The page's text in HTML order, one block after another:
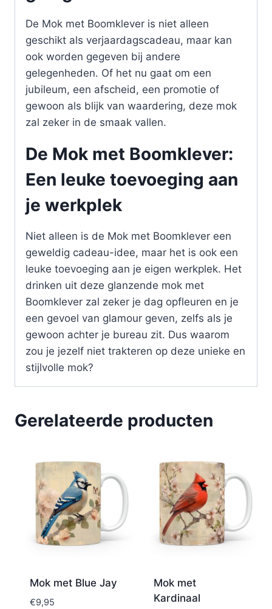
De Mok met Boomklever is niet alleen
geschikt als verjaardagscadeau, maar kan
ook worden gegeven bij andere
gelegenheden. Of het nu gaat om een
jubileum, een afscheid, een promotie of
gewoon als blijk van waardering, deze mok
zal zeker in de smaak vallen.
De Mok met Boomklever:
Een leuke toevoeging aan
je werkplek
Niet alleen is de Mok met Boomklever een
geweldig cadeau-idee, maar het is ook een
leuke toevoeging aan je eigen werkplek. Het
drinken uit deze glanzende mok met
Boomklever zal zeker je dag opfleuren en je
een gevoel van glamour geven, zelfs als je
gewoon achter je bureau zit. Dus waarom
zou je jezelf niet trakteren op deze unieke en
stijlvolle mok?
Gerelateerde producten
Mok met Blue Jay
€9,95
Mok met
Kardinaal